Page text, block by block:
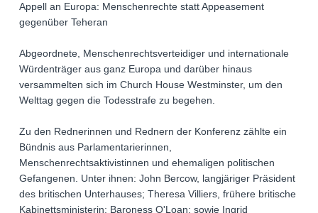
Appell an Europa: Menschenrechte statt Appeasement
gegenüber Teheran
Abgeordnete, Menschenrechtsverteidiger und internationale
Würdenträger aus ganz Europa und darüber hinaus
versammelten sich im Church House Westminster, um den
Welttag gegen die Todesstrafe zu begehen.
Zu den Rednerinnen und Rednern der Konferenz zählte ein
Bündnis aus Parlamentarierinnen,
Menschenrechtsaktivistinnen und ehemaligen politischen
Gefangenen. Unter ihnen: John Bercow, langjäriger Präsident
des britischen Unterhauses; Theresa Villiers, frühere britische
Kabinettsministerin; Baroness O'Loan; sowie Ingrid